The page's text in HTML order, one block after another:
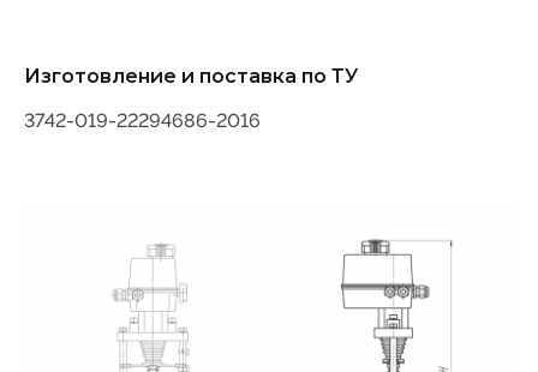
Изготовление и поставка по ТУ
3742-019-22294686-2016